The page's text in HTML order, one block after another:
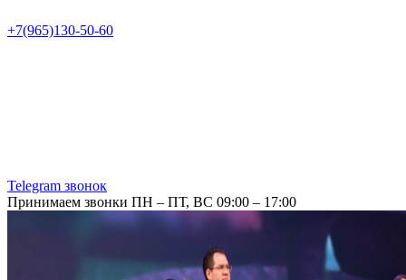
+7(965)130-50-60
Telegram звонок
Принимаем звонки ПН – ПТ, ВС 09:00 – 17:00